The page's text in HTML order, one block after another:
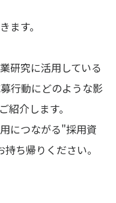
ます。
研究に活用している
行動にどのような影
紹介します。
につながる"採用資
ち帰りください。